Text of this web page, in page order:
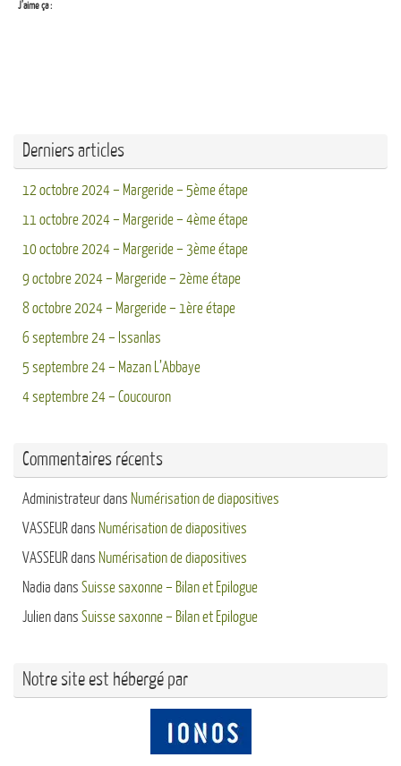
J’aime ça :
Derniers articles
12 octobre 2024 – Margeride – 5ème étape
11 octobre 2024 – Margeride – 4ème étape
10 octobre 2024 – Margeride – 3ème étape
9 octobre 2024 – Margeride – 2ème étape
8 octobre 2024 – Margeride – 1ère étape
6 septembre 24 – Issanlas
5 septembre 24 – Mazan L’Abbaye
4 septembre 24 – Coucouron
Commentaires récents
Administrateurdans Numérisation de diapositives
VASSEURdans Numérisation de diapositives
VASSEURdans Numérisation de diapositives
Nadia dans Suisse saxonne – Bilan et Epilogue
Juliendans Suisse saxonne – Bilan et Epilogue
Notre site est hébergé par